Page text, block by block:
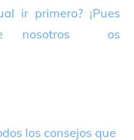
ir primero? ¡Pues
nosotros os
los consejos que